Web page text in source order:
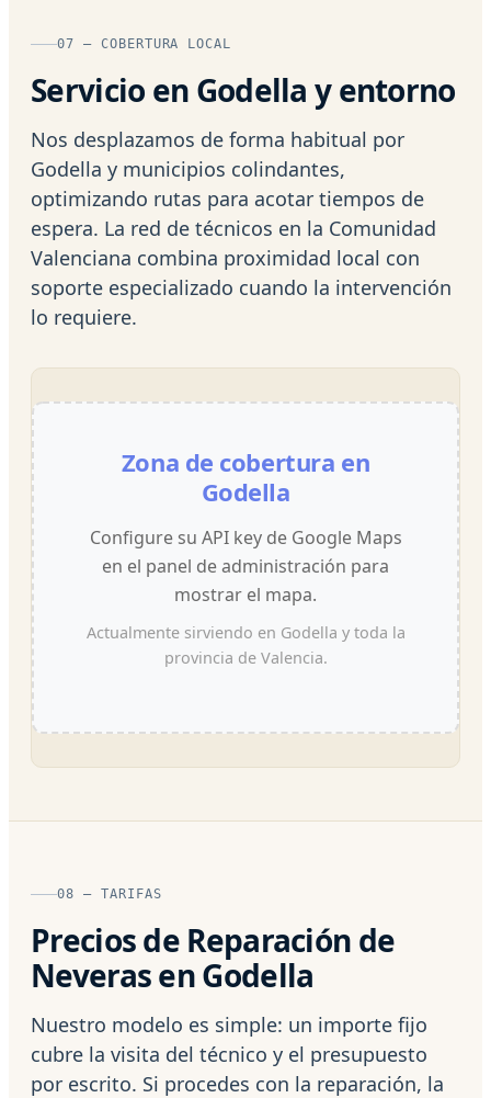
07 — COBERTURA LOCAL
Servicio en Godella y entorno
Nos desplazamos de forma habitual por
Godella y municipios colindantes,
optimizando rutas para acotar tiempos de
espera. La red de técnicos en la Comunidad
Valenciana combina proximidad local con
soporte especializado cuando la intervención
lo requiere.
Zona de cobertura en
Godella
Configure su API key de Google Maps
en el panel de administración para
mostrar el mapa.
Actualmente sirviendo en Godella y toda la
provincia de Valencia.
08 — TARIFAS
Precios de Reparación de
Neveras en Godella
Nuestro modelo es simple: un importe fijo
cubre la visita del técnico y el presupuesto
por escrito. Si procedes con la reparación, la